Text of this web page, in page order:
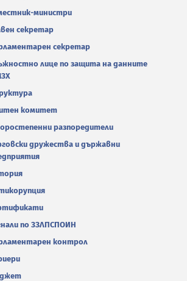
министри
секретар
секретар
лице по защита на данните
комитет
разпоредители
дружества и държавни
по ЗЗЛПСПОИН
контрол